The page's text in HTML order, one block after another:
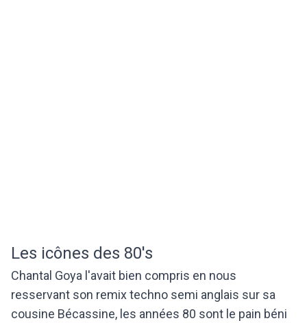
Les icônes des 80's
Chantal Goya l'avait bien compris en nous
resservant son remix techno semi anglais sur sa
cousine Bécassine, les années 80 sont le pain béni